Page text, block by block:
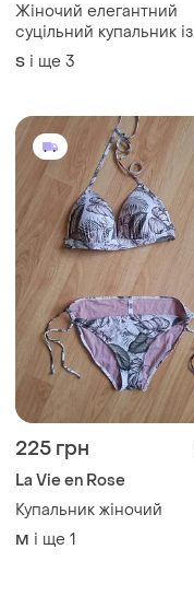
Жіночий елегантний
суцільний купальник із
парео
S і ще 3
225 грн
La Vie en Rose
Купальник жіночий
M і ще 1